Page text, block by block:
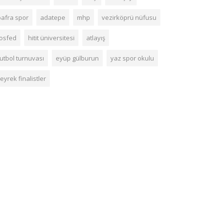
spor adatepe mhp vezirköprü nüfusu
hitit üniversitesi atlayış
turnuvası eyüp gülburun yaz spor okulu
finalistler